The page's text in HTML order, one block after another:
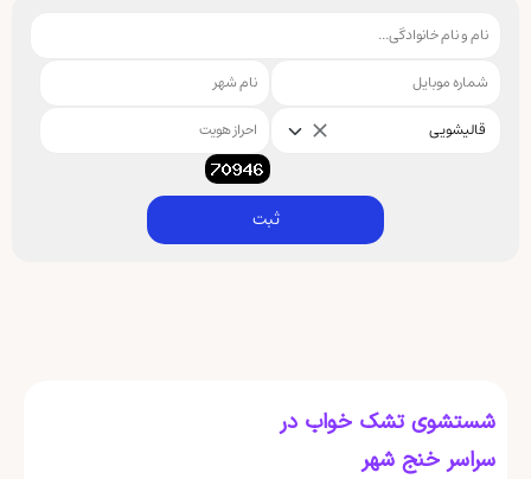
قالیشویی
ثبت
شستشوی تشک خواب در
سراسر خنج شهر